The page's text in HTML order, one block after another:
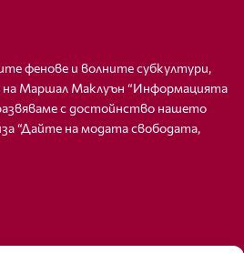
фенове и волните субкултури,
Маршал Маклуън “Информацията
с достойнство нашето
“Дайте на модата свободата,